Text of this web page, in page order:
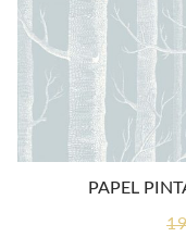
PAPEL